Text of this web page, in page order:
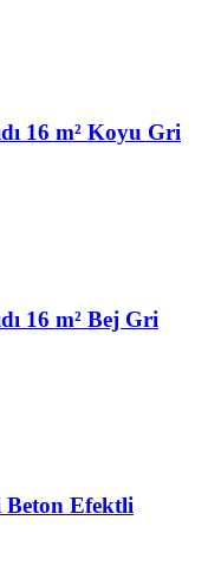
16 m² Koyu Gri
16 m² Bej Gri
Efektli